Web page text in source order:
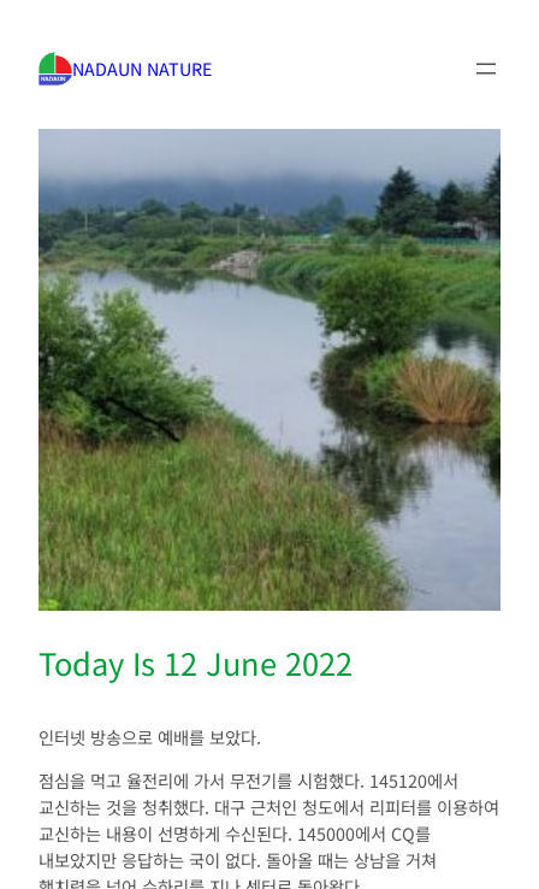
NADAUN NATURE
Today Is 12 June 2022
인터넷 방송으로 예배를 보았다.
점심을 먹고 율전리에 가서 무전기를 시험했다. 145120에서
교신하는 것을 청취했다. 대구 근처인 청도에서 리피터를 이용하여
교신하는 내용이 선명하게 수신된다. 145000에서 CQ를
내보았지만 응답하는 국이 없다. 돌아올 때는 상남을 거쳐